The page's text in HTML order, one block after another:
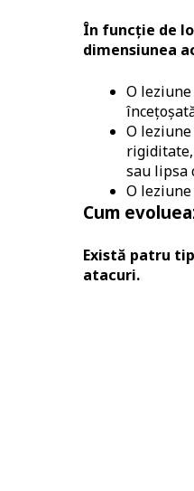
În funcție de
dimensiunea
O
O
sau lipsa
O
Cum
Există patru
atacuri.